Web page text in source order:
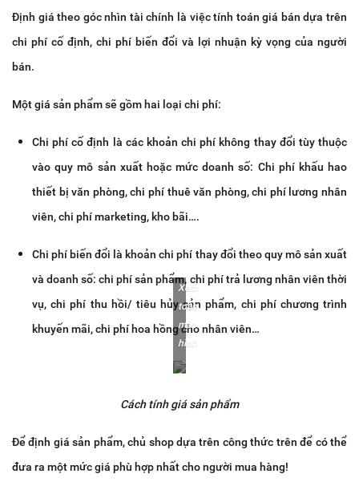
Định giá theo góc nhìn tài chính là việc tính toán giá bán dựa trên
chi phí cố định, chi phí biến đổi và lợi nhuận kỳ vọng của người
bán.
Một giá sản phẩm sẽ gồm hai loại chi phí:
Chi phí cố định là các khoản chi phí không thay đổi tùy thuộc
vào quy mô sản xuất hoặc mức doanh số: Chi phí khấu hao
thiết bị văn phòng, chi phí thuê văn phòng, chi phí lương nhân
viên, chi phí marketing, kho bãi….
Chi phí biến đổi là khoản chi phí thay đổi theo quy mô sản xuất
và doanh số: chi phí sản phẩm, chi phí trả lương nhân viên thời
vụ, chi phí thu hồi/ tiêu hủy sản phẩm, chi phí chương trình
khuyến mãi, chi phí hoa hồng cho nhân viên…
Xem
toàn
màn
hình
Cách tính giá sản phẩm
Để định giá sản phẩm, chủ shop dựa trên công thức trên để có thể
đưa ra một mức giá phù hợp nhất cho người mua hàng!